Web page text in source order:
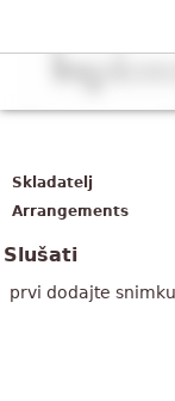
Skladatelj
Arrangements
Slušati
prvi dodajte